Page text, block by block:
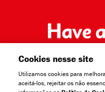
face insta
Cookies nesse site
Utilizamos cookies para
aceitá-los, rejeitar os não